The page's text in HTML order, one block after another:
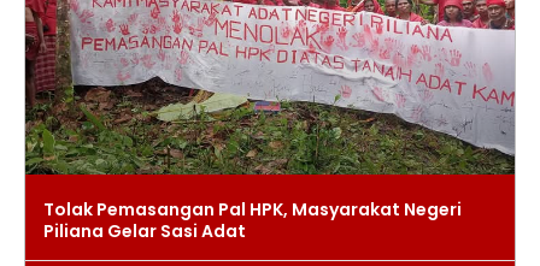
Tolak Pemasangan Pal HPK, Masyarakat Negeri
Piliana Gelar Sasi Adat